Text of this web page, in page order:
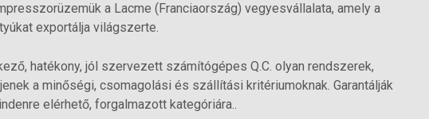
a Lacme (Franciaország) vegyesvállalata, amely a
exportálja világszerte.
hatékony, jól szervezett számítógépes Q.C. olyan rendszerek,
a minőségi, csomagolási és szállítási kritériumoknak. Garantálják
elérhető, forgalmazott kategóriára..